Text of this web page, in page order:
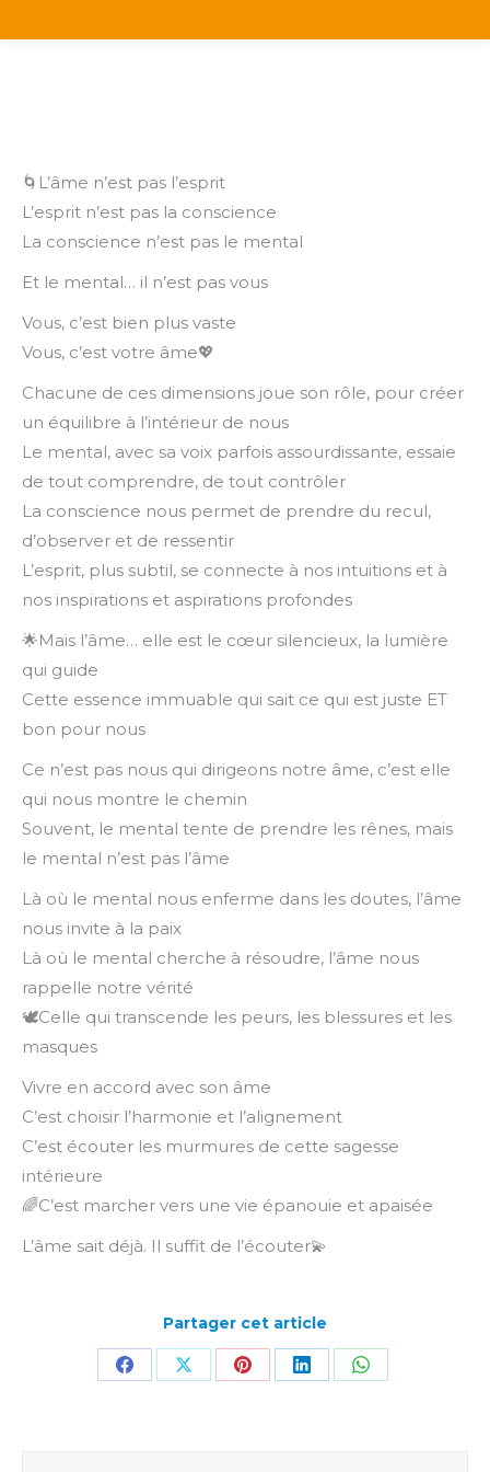
🌀L’âme n’est pas l’esprit
L’esprit n’est pas la conscience
La conscience n’est pas le mental
Et le mental… il n’est pas vous
Vous, c’est bien plus vaste
Vous, c’est votre âme💖
Chacune de ces dimensions joue son rôle, pour créer
un équilibre à l’intérieur de nous
Le mental, avec sa voix parfois assourdissante, essaie
de tout comprendre, de tout contrôler
La conscience nous permet de prendre du recul,
d’observer et de ressentir
L’esprit, plus subtil, se connecte à nos intuitions et à
nos inspirations et aspirations profondes
🌟Mais l’âme… elle est le cœur silencieux, la lumière
qui guide
Cette essence immuable qui sait ce qui est juste ET
bon pour nous
Ce n’est pas nous qui dirigeons notre âme, c’est elle
qui nous montre le chemin
Souvent, le mental tente de prendre les rênes, mais
le mental n’est pas l’âme
Là où le mental nous enferme dans les doutes, l’âme
nous invite à la paix
Là où le mental cherche à résoudre, l’âme nous
rappelle notre vérité
🕊️Celle qui transcende les peurs, les blessures et les
masques
Vivre en accord avec son âme
C’est choisir l’harmonie et l’alignement
C’est écouter les murmures de cette sagesse
intérieure
🌈C’est marcher vers une vie épanouie et apaisée
L’âme sait déjà. Il suffit de l’écouter💫
Partager cet article
PartagerPartagerPartagerPartagerPartager